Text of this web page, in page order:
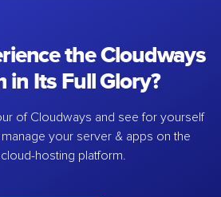
the Cloudways
in Its Full Glory?
of Cloudways and see for yourself
your server & apps on the
cloud-hosting platform.